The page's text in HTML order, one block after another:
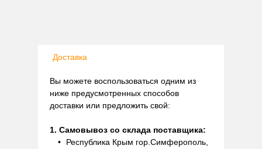
Доставка
Вы можете воспользоваться одним из
ниже предусмотренных способов
доставки или предложить свой:
1. Самовывоз со склада поставщика:
Республика Крым гор.Симферополь,